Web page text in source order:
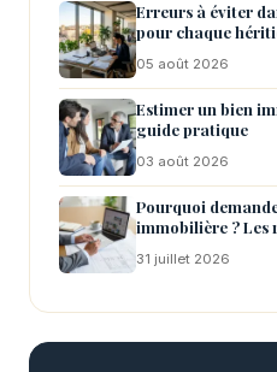
Erreurs à éviter
pour chaque
05 août 2026
Estimer un bien
guide pratique
03 août 2026
Pourquoi
immobilière ? Les
31 juillet 2026